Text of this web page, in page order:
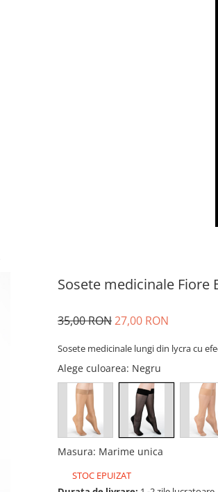
Sosete medicinale Fiore
35,00 RON27,00 RON
Sosete medicinale lungi din lycra cu
Alege culoarea: Negru
Masura: Marime unica
STOC EPUIZAT